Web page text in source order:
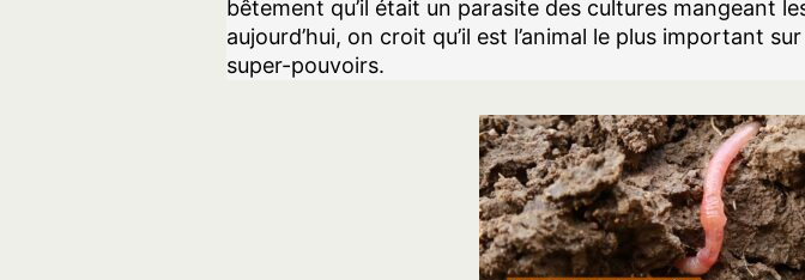
bêtement qu’il était un parasite des cultures mangeant
aujourd’hui, on croit qu’il est l’animal le plus important
super-pouvoirs.